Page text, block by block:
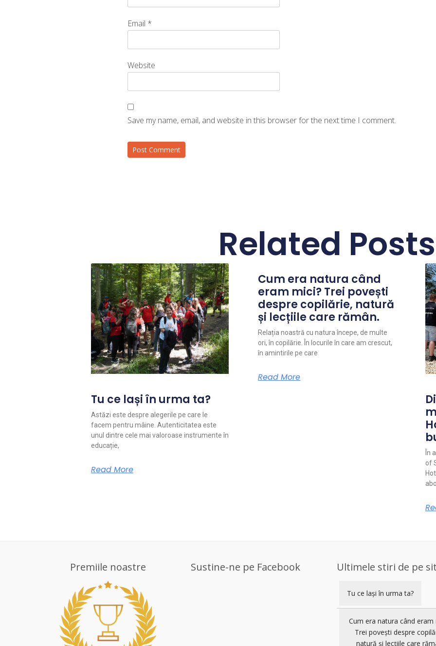
Email *
Website
Save my name, email, and website in this browser for the next time I comment.
Related Posts
Tu ce lași în urma ta?
Astăzi este despre alegerile pe care le
facem pentru mâine. Autenticitatea este
unul dintre cele mai valoroase instrumente în
educație,
Read More
Cum era natura când
eram mici? Trei povești
despre copilărie, natură
și lecțiile care rămân.
Relația noastră cu natura începe, de multe
ori, în copilărie. În locurile în care am crescut,
în amintirile pe care
Read More
În
of
Premiile noastre Sustine-ne pe Facebook Ultimele stiri de pe
Tu ce lași în urma ta?
Cum era natura când eram
Trei povești despre
natură și lecțiile care